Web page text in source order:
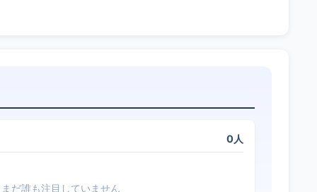
0人
まだ誰も注目していません